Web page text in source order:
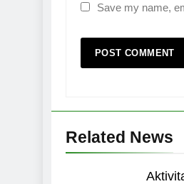
Save my name,
Related News